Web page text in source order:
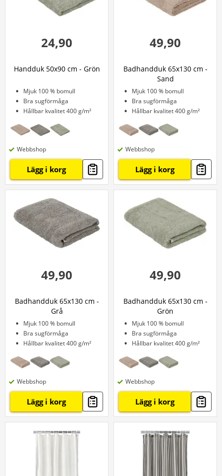
24,90
Handduk 50x90 cm - Grön
Mjuk 100 % bomull
Bra sugförmåga
Hållbar kvalitet 400 g/m²
Webbshop
Lägg i korg
49,90
Badhandduk 65x130 cm -
Sand
Mjuk 100 % bomull
Bra sugförmåga
Hållbar kvalitet 400 g/m²
Webbshop
Lägg i korg
49,90
Badhandduk 65x130 cm -
Grå
Mjuk 100 % bomull
Bra sugförmåga
Hållbar kvalitet 400 g/m²
Webbshop
Lägg i korg
49,90
Badhandduk 65x130 cm -
Grön
Mjuk 100 % bomull
Bra sugförmåga
Hållbar kvalitet 400 g/m²
Webbshop
Lägg i korg